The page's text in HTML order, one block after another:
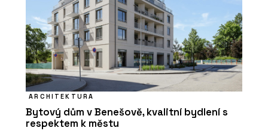
ARCHITEKTURA
Bytový dům v Benešově, kvalitní bydlení s
respektem k městu